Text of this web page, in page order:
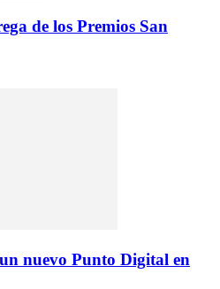
de los Premios San
nuevo Punto Digital en